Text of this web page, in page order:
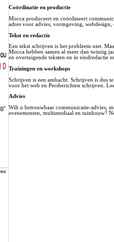
Coördinatie en productie
Mocca produceert en coördineert
adres voor advies, vormgeving,
Tekst en redactie
Een tekst schrijven is het probleem niet.
Mocca hebben samen al meer dan twintig
en overtuigende teksten en in eindredactie
Trainingen en workshops
Schrijven is een ambacht. Schrijven is dus
voor het web en Persberichten schrijven.
Advies
Wilt u betrouwbaar communicatie-advies,
evenementen, multimediaal en tuinbouw?